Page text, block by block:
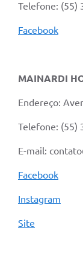
Telefone: (55)
Facebook
MAINARDI
Endereço:
Telefone: (55)
E-mail:
Facebook
Instagram
Site